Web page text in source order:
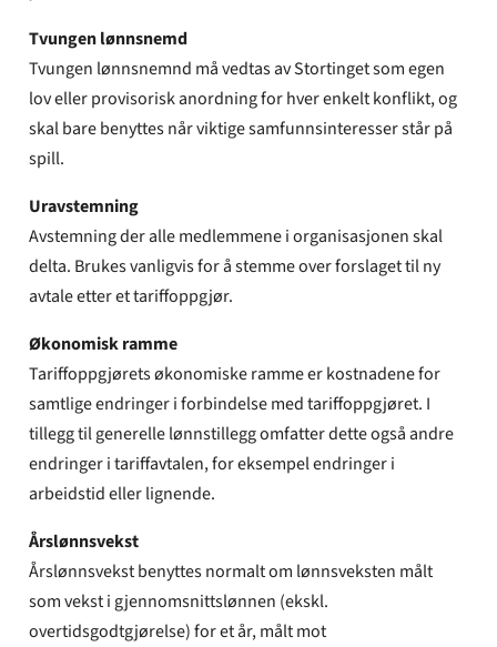
Tvungen lønnsnemd
Tvungen lønnsnemnd må vedtas av Stortinget som egen
lov eller provisorisk anordning for hver enkelt konflikt, og
skal bare benyttes når viktige samfunnsinteresser står på
spill.
Uravstemning
Avstemning der alle medlemmene i organisasjonen skal
delta. Brukes vanligvis for å stemme over forslaget til ny
avtale etter et tariffoppgjør.
Økonomisk ramme
Tariffoppgjørets økonomiske ramme er kostnadene for
samtlige endringer i forbindelse med tariffoppgjøret. I
tillegg til generelle lønnstillegg omfatter dette også andre
endringer i tariffavtalen, for eksempel endringer i
arbeidstid eller lignende.
Årslønnsvekst
Årslønnsvekst benyttes normalt om lønnsveksten målt
som vekst i gjennomsnittslønnen (ekskl.
overtidsgodtgjørelse) for et år, målt mot